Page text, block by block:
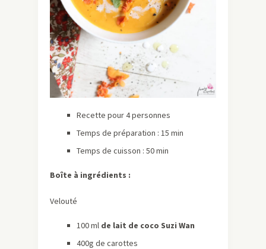
Recette pour 4 personnes
Temps de préparation : 15 min
Temps de cuisson : 50 min
Boîte à ingrédients :
Velouté
100 ml de lait de coco Suzi Wan
400g de carottes